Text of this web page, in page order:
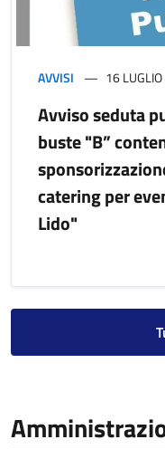
AVVISI 16
Avviso seduta
buste "B”
catering per
Lido"